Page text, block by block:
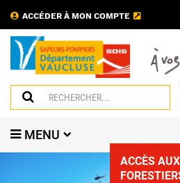
ACCÉDER À MON COMPTE
MENU
ACCÈS